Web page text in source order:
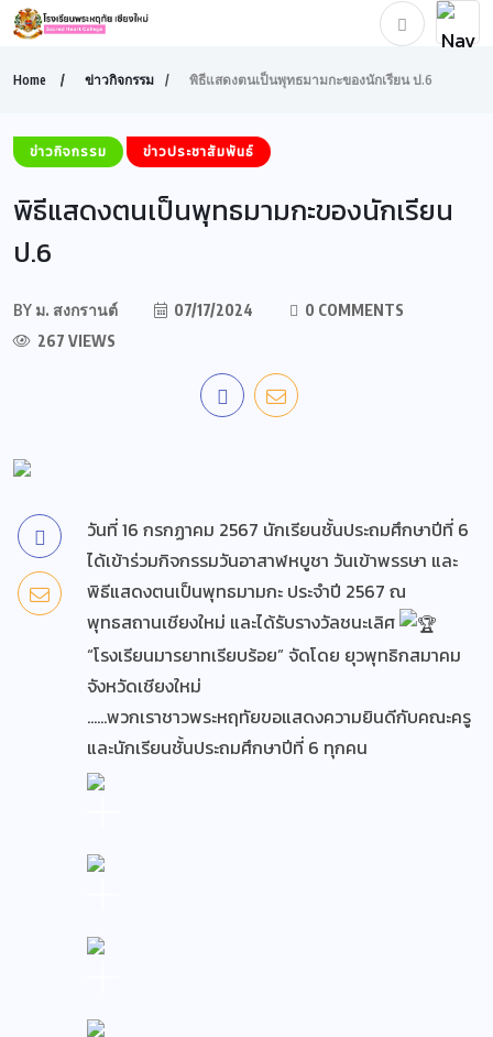
Home ข่าวกิจกรรม พิธีแสดงตนเป็นพุทธมามกะของนักเรียน ป.6
ข่าวกิจกรรม ข่าวประชาสัมพันธ์
พิธีแสดงตนเป็นพุทธมามกะของนักเรียน
ป.6
BY ม. สงกรานต์ 07/17/2024
0 COMMENTS
267 VIEWS
วันที่ 16 กรกฏาคม 2567 นักเรียนชั้นประถมศึกษาปีที่ 6
ได้เข้าร่วมกิจกรรมวันอาสาฬหบูชา วันเข้าพรรษา และ
พิธีแสดงตนเป็นพุทธมามกะ ประจำปี 2567 ณ
พุทธสถานเชียงใหม่ และได้รับรางวัลชนะเลิศ
“โรงเรียนมารยาทเรียบร้อย” จัดโดย ยุวพุทธิกสมาคม
จังหวัดเชียงใหม่
……พวกเราชาวพระหฤทัยขอแสดงความยินดีกับคณะครู
และนักเรียนชั้นประถมศึกษาปีที่ 6 ทุกคน